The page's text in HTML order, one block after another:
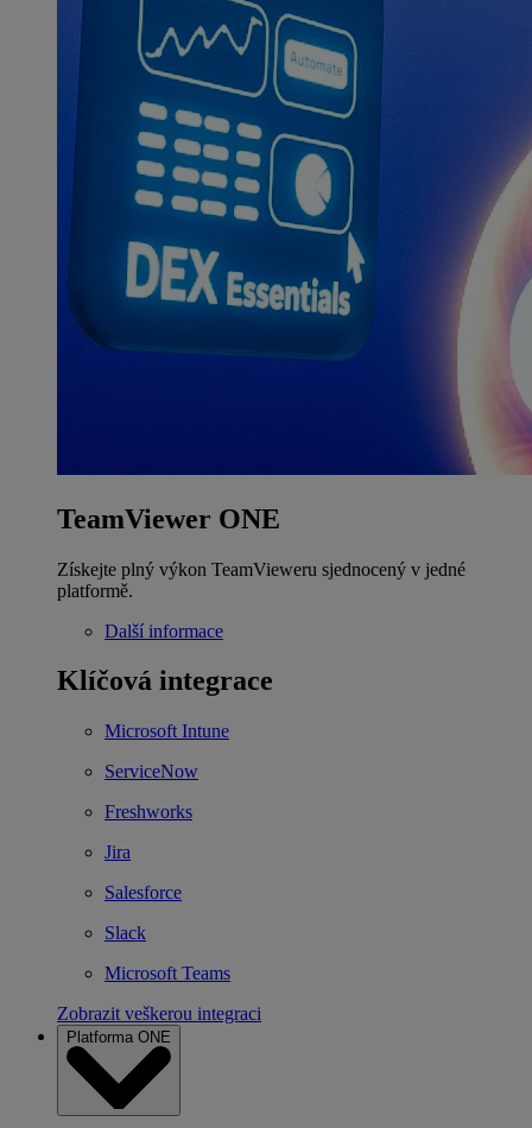
TeamViewer ONE
Získejte plný výkon TeamVieweru sjednocený v jedné
platformě.
Další informace
Klíčová integrace
Microsoft Intune
ServiceNow
Freshworks
Jira
Salesforce
Slack
Microsoft Teams
Zobrazit veškerou integraci
Platforma ONE